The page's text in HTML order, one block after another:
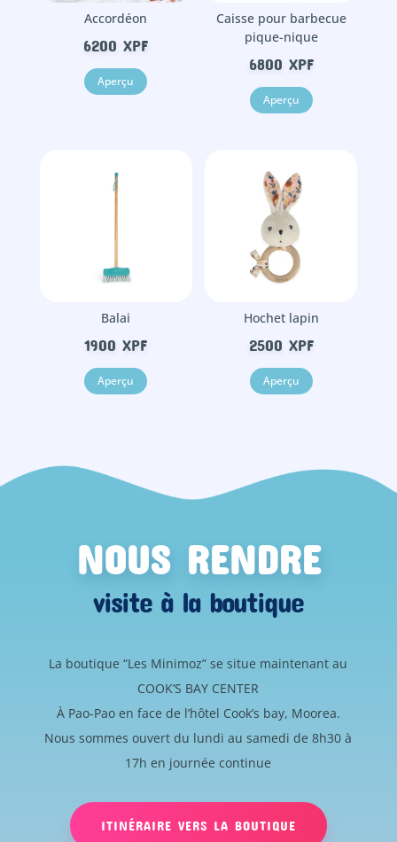
Accordéon
6200XPF
Aperçu
Caisse pour barbecue
pique-nique
6800 XPF
Aperçu
Balai
1900XPF
Aperçu
Hochet lapin
2500 XPF
Aperçu
NOUS RENDRE
visite à la boutique
La boutique “Les Minimoz” se situe maintenant au
COOK’S BAY CENTER
À Pao-Pao en face de l’hôtel Cook’s bay, Moorea.
Nous sommes ouvert du lundi au samedi de 8h30 à
17h en journée continue
ITINÉRAIRE VERS LA BOUTIQUE